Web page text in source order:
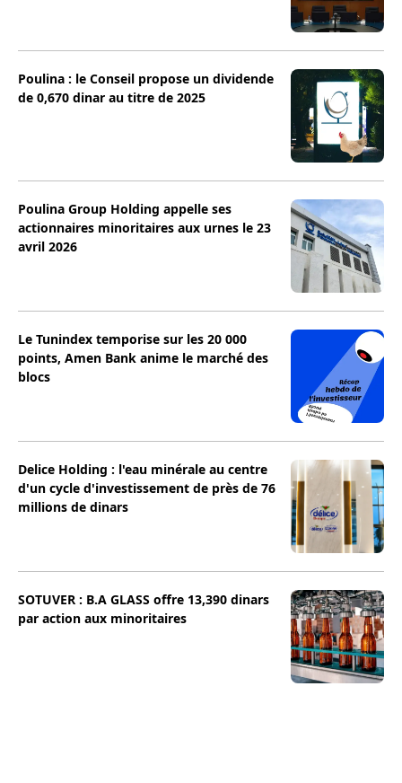
Poulina : le Conseil propose un dividende
de 0,670 dinar au titre de 2025
Poulina Group Holding appelle ses
actionnaires minoritaires aux urnes le 23
avril 2026
Le Tunindex temporise sur les 20 000
points, Amen Bank anime le marché des
blocs
Delice Holding : l'eau minérale au centre
d'un cycle d'investissement de près de 76
millions de dinars
SOTUVER : B.A GLASS offre 13,390 dinars
par action aux minoritaires